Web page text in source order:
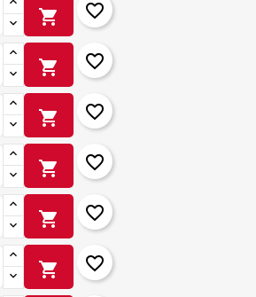
shopping_cart favorite_border
shopping_cart favorite_border
shopping_cart favorite_border
shopping_cart favorite_border
shopping_cart favorite_border
shopping_cart favorite_border